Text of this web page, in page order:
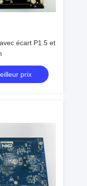
écart P1.5 et
prix